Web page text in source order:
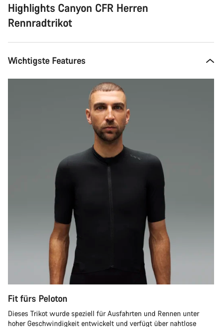
Highlights Canyon CFR Herren
Rennradtrikot
Wichtigste Features
Fit fürs Peloton
Dieses Trikot wurde speziell für Ausfahrten und Rennen unter
hoher Geschwindigkeit entwickelt und verfügt über nahtlose